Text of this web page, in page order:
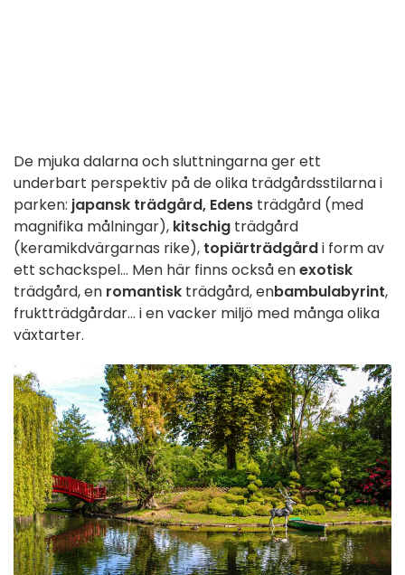
De mjuka dalarna och sluttningarna ger ett
underbart perspektiv på de olika trädgårdsstilarna i
parken: japansk trädgård, Edens trädgård (med
magnifika målningar), kitschig trädgård
(keramikdvärgarnas rike), topiärträdgårdi form av
ett schackspel... Men här finns också enexotisk
trädgård, en romantisk trädgård, enbambulabyrint,
fruktträdgårdar... i en vacker miljö med många olika
växtarter.